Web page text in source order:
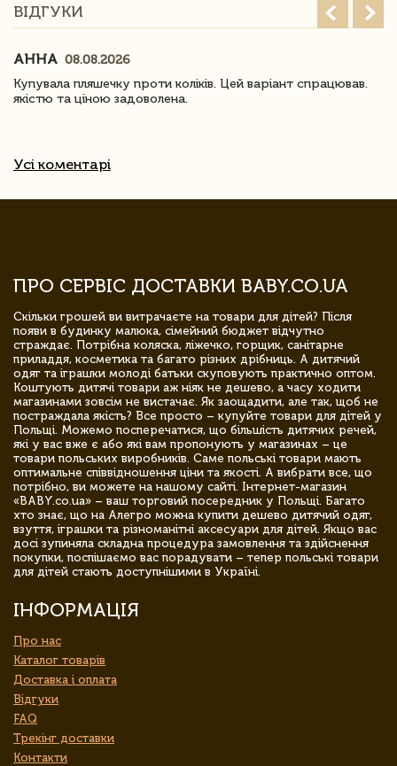
ВІДГУКИ
АННА 08.08.2026
Купувала пляшечку проти коліків. Цей варіант спрацював.
якістю та ціною задоволена.
Усі коментарі
ПРО СЕРВІС ДОСТАВКИ BABY.CO.UA
Скільки грошей ви витрачаєте на товари для дітей? Після
появи в будинку малюка, сімейний бюджет відчутно
страждає. Потрібна коляска, ліжечко, горщик, санітарне
приладдя, косметика та багато різних дрібниць. А дитячий
одяг та іграшки молоді батьки скуповують практично оптом.
Коштують дитячі товари аж ніяк не дешево, а часу ходити
магазинами зовсім не вистачає. Як заощадити, але так, щоб не
постраждала якість? Все просто – купуйте товари для дітей у
Польщі. Можемо посперечатися, що більшість дитячих речей,
які у вас вже є або які вам пропонують у магазинах – це
товари польських виробників. Саме польські товари мають
оптимальне співвідношення ціни та якості. А вибрати все, що
потрібно, ви можете на нашому сайті. Інтернет-магазин
«BABY.co.ua» – ваш торговий посередник у Польщі. Багато
хто знає, що на Алегро можна купити дешево дитячий одяг,
взуття, іграшки та різноманітні аксесуари для дітей. Якщо вас
досі зупиняла складна процедура замовлення та здійснення
покупки, поспішаємо вас порадувати – тепер польські товари
для дітей стають доступнішими в Україні.
ІНФОРМАЦІЯ
Про нас
Каталог товарів
Доставка і оплата
Відгуки
FAQ
Трекінг доставки
Контакти